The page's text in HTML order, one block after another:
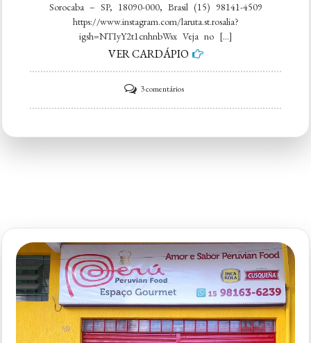
Sorocaba – SP, 18090-000, Brasil (15) 98141-4509
https://www.instagram.com/laruta.st.rosalia?
igsh=NTIyY2t1cnhnbWsx Veja no […]
VER CARDÁPIO
3 comentáriosem
La